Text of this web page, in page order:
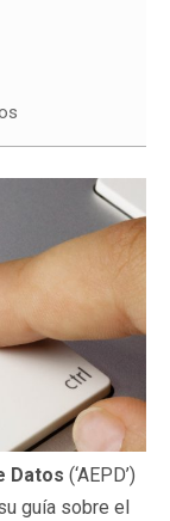
Datos (‘AEPD’)
guía sobre el